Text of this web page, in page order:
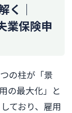
く｜
業保険申
の柱が「景
の最大化」と
ており、雇用